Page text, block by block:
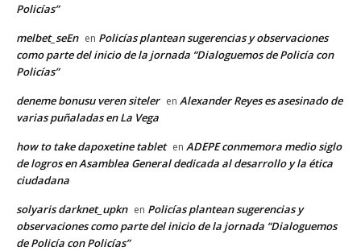
Policías”
melbet_seEn en Policías plantean sugerencias y observaciones
como parte del inicio de la jornada “Dialoguemos de Policía con
Policías”
deneme bonusu veren siteler en Alexander Reyes es asesinado de
varias puñaladas en La Vega
how to take dapoxetine tablet en ADEPE conmemora medio siglo
de logros en Asamblea General dedicada al desarrollo y la ética
ciudadana
solyaris darknet_upkn en Policías plantean sugerencias y
observaciones como parte del inicio de la jornada “Dialoguemos
de Policía con Policías”